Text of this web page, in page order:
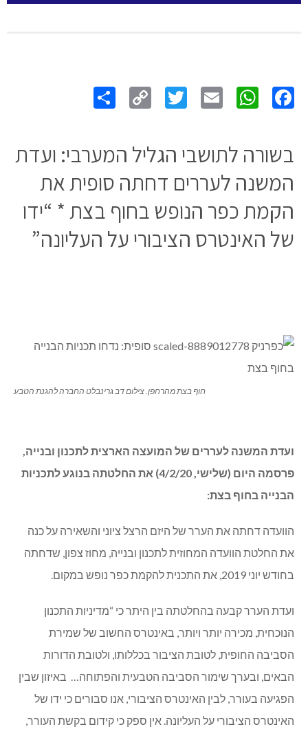
Link
בשורה לתושבי הגליל המערבי: ועדת
המשנה לעררים דחתה סופית את
הקמת כפר הנופש בחוף בצת * “ידו
של האינטרס הציבורי על העליונה”
חוף בצת מהרחפן. צילום דב גרינבלט החברה להגנת הטבע
ועדת המשנה לעררים של המועצה הארצית לתכנון ובנייה,
פרסמה היום (שלישי, 4/2/20) את החלטתה בנוגע לתכניות
הבנייה בחוף בצת:
הוועדה דחתה את הערר של היזם הרצל ציוני והשאירה על כנה
את החלטת הוועדה המחוזית לתכנון ובנייה, מחוז צפון, שדחתה
בחודש יוני 2019, את התכנית להקמת כפר נופש במקום.
ועדת הערר קבעה בהחלטתה בין היתר כי “מדיניות התכנון
הנוכחית, מכירה יותר ויותר, באינטרס החשוב של שמירת
הסביבה החופית, לטובת הציבור בכללותו, ולטובת הדורות
הבאים, ובערך שימור הסביבה הטבעית והפתוחה… באיזון שבין
הפגיעה בעורר, לבין האינטרס הציבורי, אנו סבורים כי ידו של
האינטרס הציבורי על העליונה. אין ספק כי קידום בקשת העורר,